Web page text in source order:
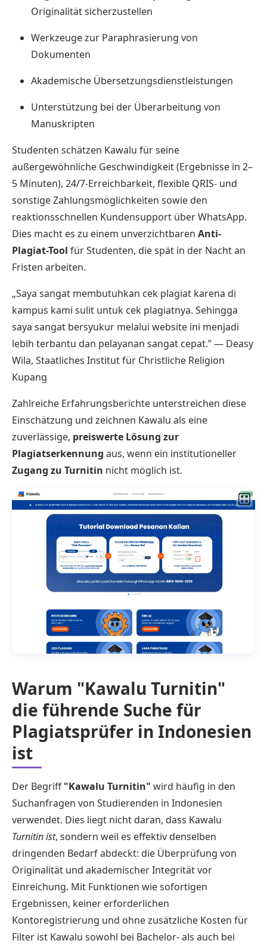
Originalität sicherzustellen
Werkzeuge zur Paraphrasierung von
Dokumenten
Akademische Übersetzungsdienstleistungen
Unterstützung bei der Überarbeitung von
Manuskripten
Studenten schätzen Kawalu für seine
außergewöhnliche Geschwindigkeit (Ergebnisse in 2–
5 Minuten), 24/7-Erreichbarkeit, flexible QRIS- und
sonstige Zahlungsmöglichkeiten sowie den
reaktionsschnellen Kundensupport über WhatsApp.
Dies macht es zu einem unverzichtbaren Anti-
Plagiat-Tool für Studenten, die spät in der Nacht an
Fristen arbeiten.
„Saya sangat membutuhkan cek plagiat karena di
kampus kami sulit untuk cek plagiatnya. Sehingga
saya sangat bersyukur melalui website ini menjadi
lebih terbantu dan pelayanan sangat cepat.” — Deasy
Wila, Staatliches Institut für Christliche Religion
Kupang
Zahlreiche Erfahrungsberichte unterstreichen diese
Einschätzung und zeichnen Kawalu als eine
zuverlässige, preiswerte Lösung zur
Plagiatserkennung aus, wenn ein institutioneller
Zugang zu Turnitin nicht möglich ist.
Warum "Kawalu Turnitin"
die führende Suche für
Plagiatsprüfer in Indonesien
ist
Der Begriff"Kawalu Turnitin" wird häufig in den
Suchanfragen von Studierenden in Indonesien
verwendet. Dies liegt nicht daran, dass Kawalu
Turnitin ist, sondern weil es effektiv denselben
dringenden Bedarf abdeckt: die Überprüfung von
Originalität und akademischer Integrität vor
Einreichung. Mit Funktionen wie sofortigen
Ergebnissen, keiner erforderlichen
Kontoregistrierung und ohne zusätzliche Kosten für
Filter ist Kawalu sowohl bei Bachelor- als auch bei